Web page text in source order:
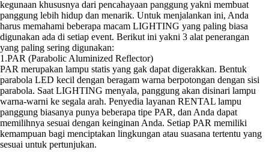
kegunaan khususnya dari pencahayaan panggung yakni membuat
panggung lebih hidup dan menarik. Untuk menjalankan ini, Anda
harus memahami beberapa macam LIGHTING yang paling biasa
digunakan ada di setiap event. Berikut ini yakni 3 alat penerangan
yang paling sering digunakan:
1.PAR (Parabolic Aluminized Reflector)
PAR merupakan lampu statis yang gak dapat digerakkan. Bentuk
parabola LED kecil dengan beragam warna berpotongan dengan sisi
parabola. Saat LIGHTING menyala, panggung akan disinari lampu
warna-warni ke segala arah. Penyedia layanan RENTAL lampu
panggung biasanya punya beberapa tipe PAR, dan Anda dapat
memilihnya sesuai dengan keinginan Anda. Setiap PAR memiliki
kemampuan bagi menciptakan lingkungan atau suasana tertentu yang
sesuai untuk pertunjukan.